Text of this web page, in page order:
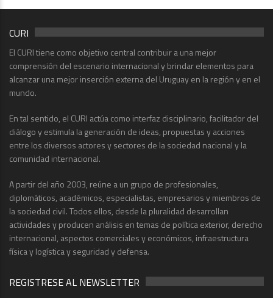
CURI
El CURI tiene como objetivo central contribuir a una mejor
comprensión del escenario internacional y brindar elementos para
alcanzar una mejor inserción externa del Uruguay en la región y en el
mundo.
En tal sentido, el CURI actúa como interfaz disciplinario, facilitador del
diálogo y estimula la generación de ideas, propuestas y acciones
entre los diversos actores y sectores de la sociedad nacional y la
comunidad internacional.
A partir del año 2003, reúne a un grupo de profesionales,
diplomáticos, académicos, especialistas, empresarios y miembros de
la sociedad civil. Todos ellos, desde la pluralidad desarrollan
actividades y producen análisis en temas de política exterior, derecho
internacional, aspectos comerciales y económicos, infraestructura
física y logística y seguridad y defensa.
REGISTRESE AL NEWSLETTER